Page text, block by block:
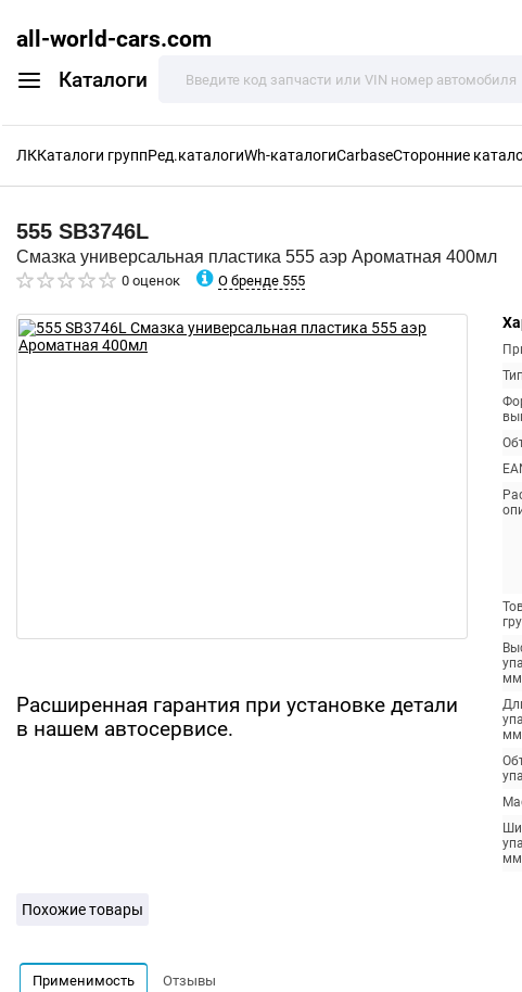
all-world-cars.com
Каталоги
ЛККаталоги группРед.каталогиWh-каталогиCarbaseСторонние
555 SB3746L
Смазка универсальная пластика 555 аэр Ароматная 400мл
0 оценок О бренде 555
Расширенная гарантия при установке детали
в нашем автосервисе.
Похожие товары
Применимость Отзывы